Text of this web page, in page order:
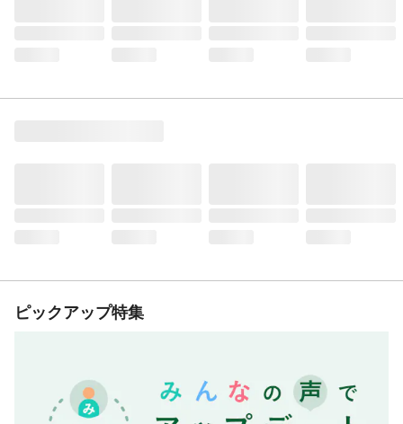
ピックアップ特集